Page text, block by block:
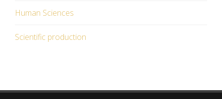
Human Sciences
Scientific production